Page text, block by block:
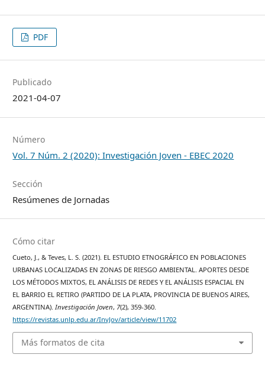
PDF
Publicado
2021-04-07
Número
Vol. 7 Núm. 2 (2020): Investigación Joven - EBEC 2020
Sección
Resúmenes de Jornadas
Cómo citar
Cueto, J., & Teves, L. S. (2021). EL ESTUDIO ETNOGRÁFICO EN POBLACIONES
URBANAS LOCALIZADAS EN ZONAS DE RIESGO AMBIENTAL. APORTES DESDE
LOS MÉTODOS MIXTOS, EL ANÁLISIS DE REDES Y EL ANÁLISIS ESPACIAL EN
EL BARRIO EL RETIRO (PARTIDO DE LA PLATA, PROVINCIA DE BUENOS AIRES,
ARGENTINA). Investigación Joven, 7(2), 359-360.
https://revistas.unlp.edu.ar/InvJov/article/view/11702
Más formatos de cita